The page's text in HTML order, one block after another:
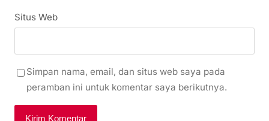
Situs Web
Simpan nama, email, dan situs web saya pada
peramban ini untuk komentar saya berikutnya.